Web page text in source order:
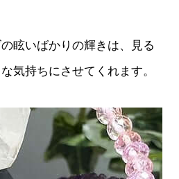
眩いばかりの輝きは、見る
気持ちにさせてくれます。